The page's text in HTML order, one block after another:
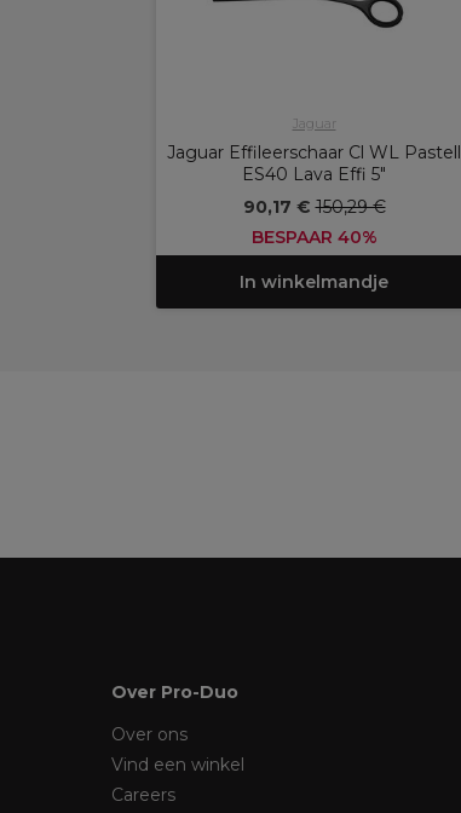
Jaguar
Jaguar Effileerschaar Cl WL Pastell
ES40 Lava Effi 5"
90,17 €150,29 €
BESPAAR 40%
In winkelmandje
Over Pro-Duo
Over ons
Vind een winkel
Careers